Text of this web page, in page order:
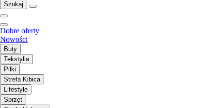
Szukaj
Dobre oferty
Nowości
Buty
Tekstylia
Piłki
Strefa Kibica
Lifestyle
Sprzęt